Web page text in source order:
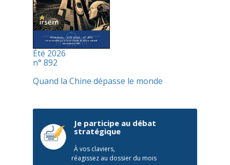
Été 2026
n° 892
Quand la Chine dépasse le monde
Je participe au débat
stratégique
À vos claviers,
réagissez au dossier du mois